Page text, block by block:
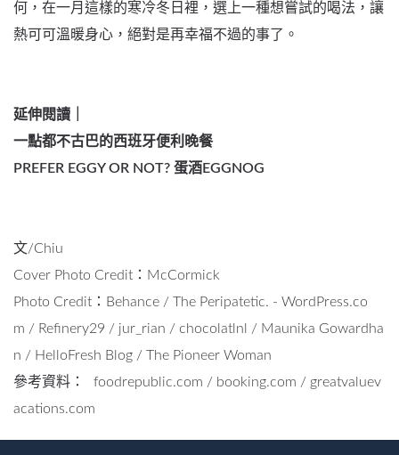
何，在一月這樣的寒冷冬日裡，選上一種想嘗試的喝法，讓
熱可可溫暖身心，絕對是再幸福不過的事了。
延伸閱讀｜
一點都不古巴的西班牙便利晚餐
PREFER EGGY OR NOT? 蛋酒EGGNOG
文/Chiu
Cover Photo Credit： McCormick
Photo Credit： Behance / The Peripatetic. - WordPress.co
m / Refinery29 / jur_rian / chocolatlnl / Maunika Gowardha
n / HelloFresh Blog / The Pioneer Woman
參考資料：
foodrepublic.com / booking.com / greatvaluev
acations.com